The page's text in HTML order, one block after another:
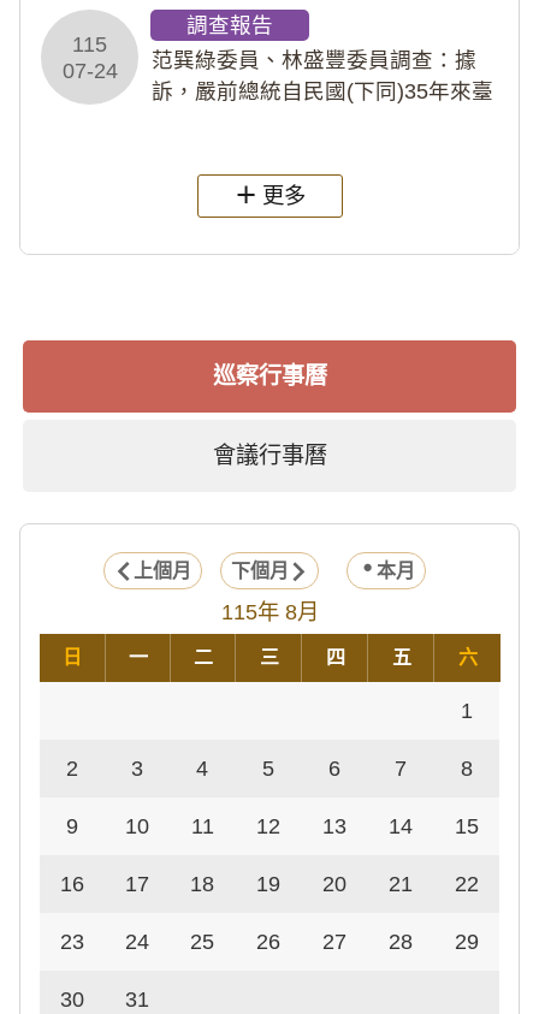
術倫理等情案調查報告。(115教調
31)
115
07-24
調查報告
范巽綠委員、林盛豐委員調查：據
訴，嚴前總統自民國(下同)35年來臺
過世後，總統府於89年間函請其家屬
繼續留住
更多
巡察行事曆
會議行事曆
上個月 下個月 本月
115年 8月
日 一 二 三 四 五 六
1
2 3 4 5 6 7 8
9 10 11 12 13 14 15
16 17 18 19 20 21 22
23 24 25 26 27 28 29
30 31